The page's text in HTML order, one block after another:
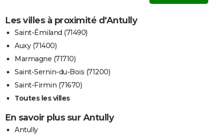
Les villes à proximité d'Antully
Saint-Émiland (71490)
Auxy (71400)
Marmagne (71710)
Saint-Sernin-du-Bois (71200)
Saint-Firmin (71670)
Toutes les villes
En savoir plus sur Antully
Antully